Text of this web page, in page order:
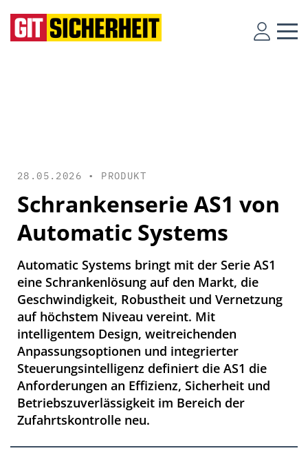
28.05.2026 • PRODUKT
Schrankenserie AS1 von
Automatic Systems
Automatic Systems bringt mit der Serie AS1
eine Schrankenlösung auf den Markt, die
Geschwindigkeit, Robustheit und Vernetzung
auf höchstem Niveau vereint. Mit
intelligentem Design, weitreichenden
Anpassungsoptionen und integrierter
Steuerungsintelligenz definiert die AS1 die
Anforderungen an Effizienz, Sicherheit und
Betriebszuverlässigkeit im Bereich der
Zufahrtskontrolle neu.